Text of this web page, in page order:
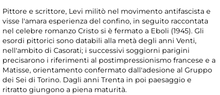
Pittore e scrittore, Levi militò nel movimento antifascista e
visse l'amara esperienza del confino, in seguito raccontata
nel celebre romanzo Cristo si è fermato a Eboli (1945). Gli
esordi pittorici sono databili alla metà degli anni Venti,
nell'ambito di Casorati; i successivi soggiorni parigini
precisarono i riferimenti al postimpressionismo francese e a
Matisse, orientamento confermato dall'adesione al Gruppo
dei Sei di Torino. Dagli anni Trenta in poi paesaggio e
ritratto giungono a piena maturità.